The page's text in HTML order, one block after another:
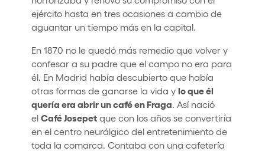
ejército hasta en tres ocasiones a cambio de
aguantar un tiempo más en la capital.
En 1870 no le quedó más remedio que volver y
confesar a su padre que el campo no era para
él. En Madrid había descubierto que había
otras formas de ganarse la vida y lo que él
quería era abrir un café en Fraga. Así nació
el Café Josepetque con los años se convertiría
en el centro neurálgico del entretenimiento de
toda la comarca. Contaba con una cafetería